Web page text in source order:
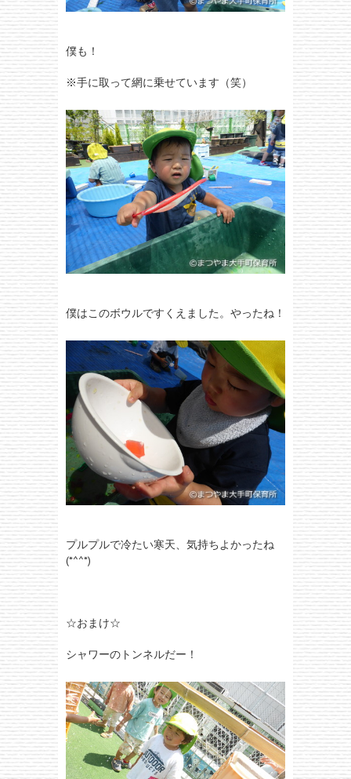
僕も！
※手に取って網に乗せています（笑）
僕はこのボウルですくえました。やったね！
プルプルで冷たい寒天、気持ちよかったね
(*^^*)
☆おまけ☆
シャワーのトンネルだー！